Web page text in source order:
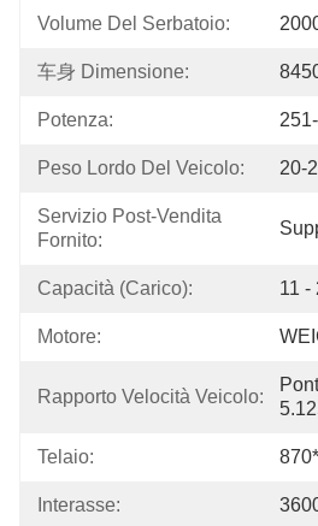
Volume Del Serbatoio:
车身 Dimensione:
Potenza:
Peso Lordo Del Veicolo: 20-
Servizio Post-Vendita
Fornito:
Capacità (carico): 11 -
Motore:
Rapporto Velocità Veicolo:
Telaio:
Interasse: